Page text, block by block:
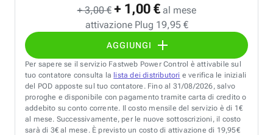
+ 3,00 € + 1,00 € al mese
attivazione Plug 19,95 €
AGGIUNGI
Per sapere se il servizio Fastweb Power Control è attivabile sul
tuo contatore consulta la lista dei distributori e verifica le iniziali
del POD apposte sul tuo contatore. Fino al 31/08/2026, salvo
proroghe e disponibile con pagamento tramite carta di credito o
addebito su conto corrente. Il costo mensile del servizio è di 1€
al mese. Successivamente, per le nuove sottoscrizioni, il costo
sarà di 3€ al mese. È previsto un costo di attivazione di 19,95€